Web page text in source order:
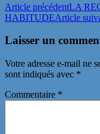
Navigation
des
articles
Article précédentLA
HABITUDEArticle
Laisser un
Votre adresse e-mail ne
sont indiqués avec *
Commentaire *